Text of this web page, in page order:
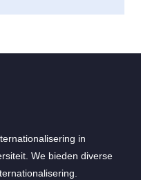
in
We bieden diverse